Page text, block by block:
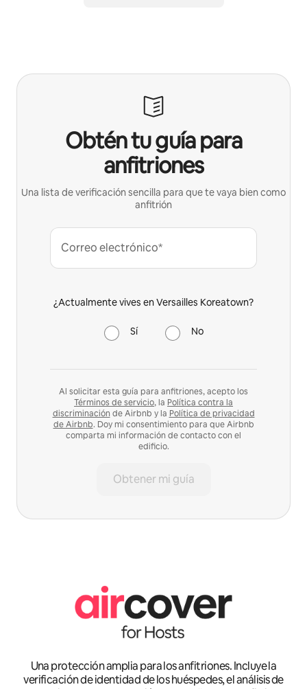
Obtén tu guía para
anfitriones
Una lista de verificación sencilla para que te vaya bien como
anfitrión
Correo electrónico*
¿Actualmente vives en Versailles Koreatown?
Sí No
Al solicitar esta guía para anfitriones, acepto los
Términos de servicio, la Política contra la
discriminación de Airbnb y la Política de privacidad
de Airbnb. Doy mi consentimiento para que Airbnb
comparta mi información de contacto con el
edificio.
Obtener mi guía
Una protección amplia para los anfitriones. Incluye la
verificación de identidad de los huéspedes, el análisis de